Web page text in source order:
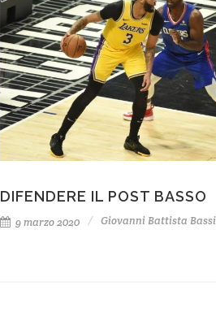
DIFENDERE IL POST BASSO
9 marzo 2020 Giovanni Battista Bassi